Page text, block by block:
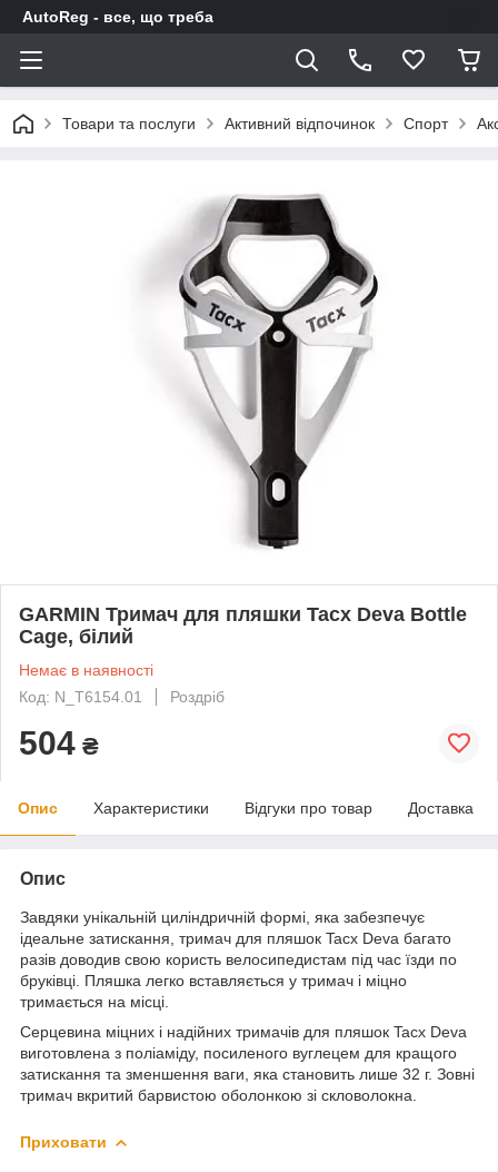
AutoReg - все, що треба
Товари та послуги Активний відпочинок Спорт
GARMIN Тримач для пляшки Tacx Deva Bottle
Cage, білий
Немає в наявності
Код: N_T6154.01
Роздріб
504 ₴
Опис Характеристики Відгуки про товар Доставка
Опис
Завдяки унікальній циліндричній формі, яка забезпечує
ідеальне затискання, тримач для пляшок Tacx Deva багато
разів доводив свою користь велосипедистам під час їзди по
бруківці. Пляшка легко вставляється у тримач і міцно
тримається на місці.
Серцевина міцних і надійних тримачів для пляшок Tacx Deva
виготовлена з поліаміду, посиленого вуглецем для кращого
затискання та зменшення ваги, яка становить лише 32 г. Зовні
тримач вкритий барвистою оболонкою зі скловолокна.
Приховати